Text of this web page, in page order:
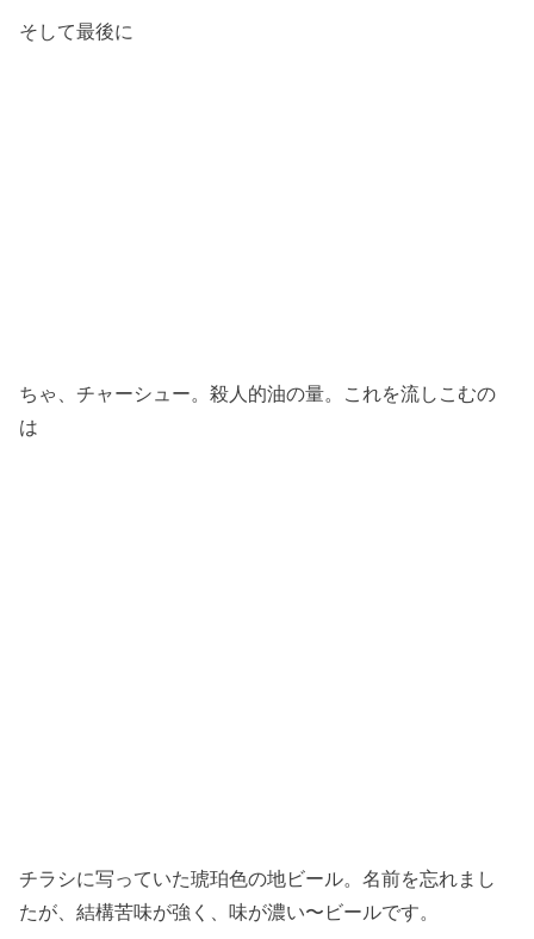
そして最後に
ちゃ、チャーシュー。殺人的油の量。これを流しこむの
は
チラシに写っていた琥珀色の地ビール。名前を忘れまし
たが、結構苦味が強く、味が濃い〜ビールです。